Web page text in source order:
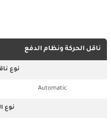
ناقل الحركة ونظام الدفع
نوع
Automatic
نوع